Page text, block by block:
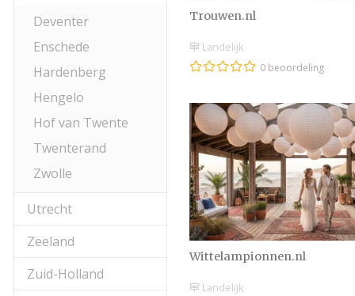
Deventer
Enschede
Hardenberg
Hengelo
Hof van Twente
Twenterand
Zwolle
Utrecht
Zeeland
Zuid-Holland
Trouwen.nl
Landelijk
0 beoordeling
Wittelampionnen.nl
Landelijk